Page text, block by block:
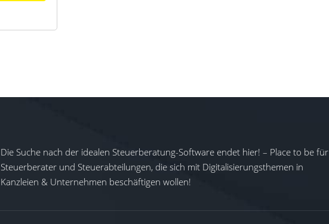
Die Suche nach der idealen Steuerberatung-Software endet hier! – Place to be für
Steuerberater und Steuerabteilungen, die sich mit Digitalisierungsthemen in
Kanzleien & Unternehmen beschäftigen wollen!